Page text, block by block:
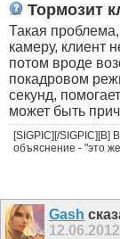
Тормозит
Такая
камеру, клиент
потом вроде
покадровом
секунд,
может быть
[SIGPIC][/SIGPIC][B]
объяснение - "это
Gash
12.06.2012